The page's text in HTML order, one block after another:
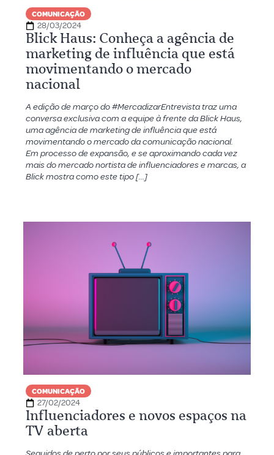
COMUNICAÇÃO
28/03/2024
Blick Haus: Conheça a agência de
marketing de influência que está
movimentando o mercado
nacional
A edição de março do #MercadizarEntrevista traz uma
conversa exclusiva com a equipe à frente da Blick Haus,
uma agência de marketing de influência que está
movimentando o mercado da comunicação nacional.
Em processo de expansão, e se aproximando cada vez
mais do mercado nortista de influenciadores e marcas, a
Blick mostra como este tipo […]
COMUNICAÇÃO
27/02/2024
Influenciadores e novos espaços na
TV aberta